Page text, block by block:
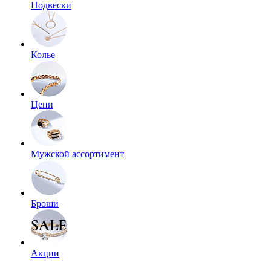
Подвески
Колье
Цепи
Мужской ассортимент
Броши
Акции